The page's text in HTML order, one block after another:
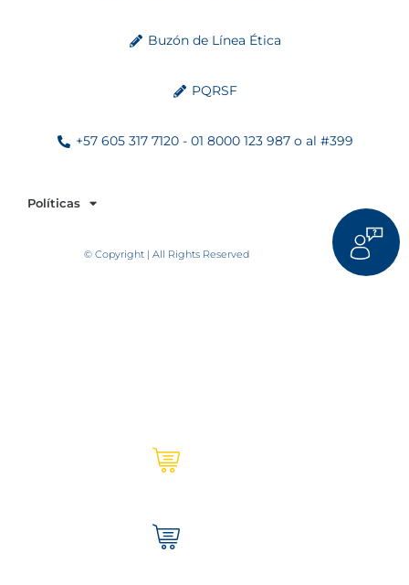
Buzón de Línea Ética
PQRSF
+57 605 317 7120 - 01 8000 123 987 o al #399
Políticas
© Copyright | All Rights Reserved